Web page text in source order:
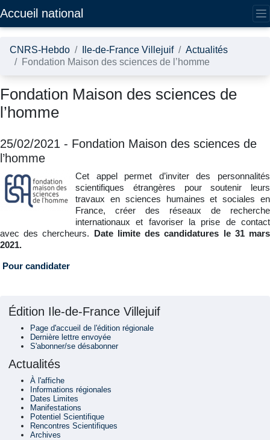
Accueil national
CNRS-Hebdo Ile-de-France Villejuif
Actualités
Fondation Maison des sciences de l’homme
Fondation Maison des sciences de
l’homme
25/02/2021 - Fondation Maison des sciences de
l’homme
Cet appel permet d’inviter des personnalités
scientifiques étrangères pour soutenir leurs
travaux en sciences humaines et sociales en
France, créer des réseaux de recherche
internationaux et favoriser la prise de contact
avec des chercheurs. Date limite des candidatures le 31 mars
2021.
Pour candidater
Édition Ile-de-France Villejuif
Page d'accueil de l'édition régionale
Dernière lettre envoyée
S'abonner/se désabonner
Actualités
À l'affiche
Informations régionales
Dates Limites
Manifestations
Potentiel Scientifique
Rencontres Scientifiques
Archives